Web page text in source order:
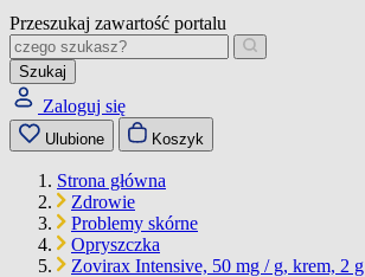
Przeszukaj zawartość portalu
Szukaj
Zaloguj się
Ulubione Koszyk
Strona główna
Zdrowie
Problemy skórne
Opryszczka
Zovirax Intensive, 50 mg / g, krem, 2 g